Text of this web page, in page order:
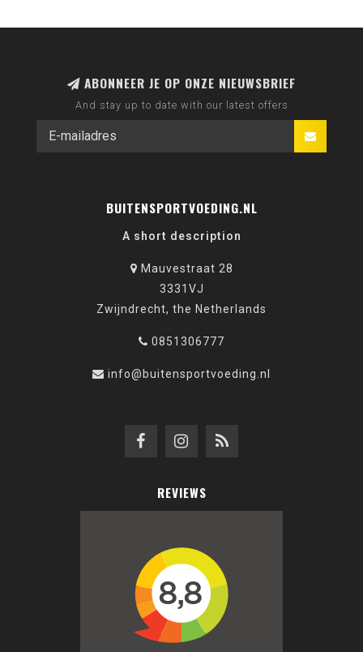
ABONNEER JE OP ONZE NIEUWSBRIEF
And stay up to date with our latest offers
BUITENSPORTVOEDING.NL
A short description
Mauvestraat 28
3331VJ
Zwijndrecht, the Netherlands
0851306777
info@buitensportvoeding.nl
REVIEWS